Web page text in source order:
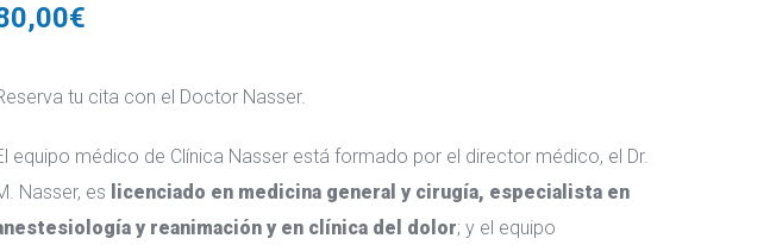
€
tu cita con el Doctor Nasser.
equipo médico de Clínica Nasser está formado por el director médico, el Dr.
Nasser, es licenciado en medicina general y cirugía, especialista en
y reanimación y en clínica del dolor; y el equipo